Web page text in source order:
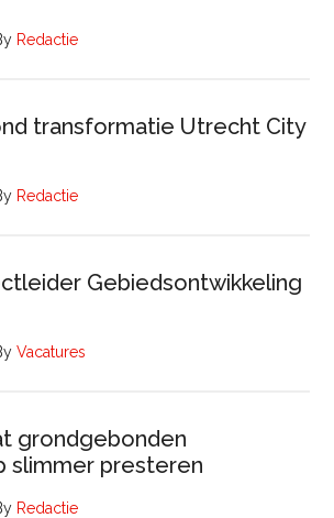
Redactie
transformatie Utrecht City
Redactie
Gebiedsontwikkeling
Vacatures
grondgebonden
slimmer presteren
Redactie